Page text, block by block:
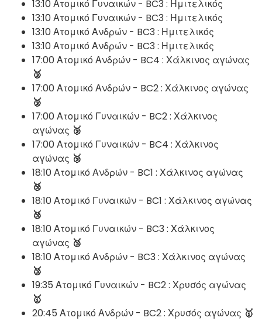
13:10 Ατομικό Γυναικών - BC3 : Ημιτελικός
13:10 Ατομικό Γυναικών - BC3 : Ημιτελικός
13:10 Ατομικό Ανδρών - BC3 : Ημιτελικός
13:10 Ατομικό Ανδρών - BC3 : Ημιτελικός
17:00 Ατομικό Ανδρών - BC4 : Χάλκινος αγώνας
🥉
17:00 Ατομικό Ανδρών - BC2 : Χάλκινος αγώνας
🥉
17:00 Ατομικό Γυναικών - BC2 : Χάλκινος
αγώνας 🥉
17:00 Ατομικό Γυναικών - BC4 : Χάλκινος
αγώνας 🥉
18:10 Ατομικό Ανδρών - BC1 : Χάλκινος αγώνας
🥉
18:10 Ατομικό Γυναικών - BC1 : Χάλκινος αγώνας
🥉
18:10 Ατομικό Γυναικών - BC3 : Χάλκινος
αγώνας 🥉
18:10 Ατομικό Ανδρών - BC3 : Χάλκινος αγώνας
🥉
19:35 Ατομικό Γυναικών - BC2 : Χρυσός αγώνας
🥇
20:45 Ατομικό Ανδρών - BC2 : Χρυσός αγώνας 🥇